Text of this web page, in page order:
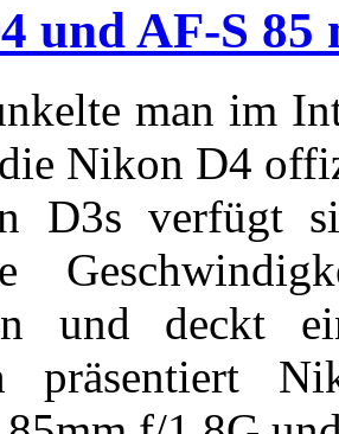
und AF-S 85
man im
Nikon D4
D3s verfügt
und deckt
präsentiert